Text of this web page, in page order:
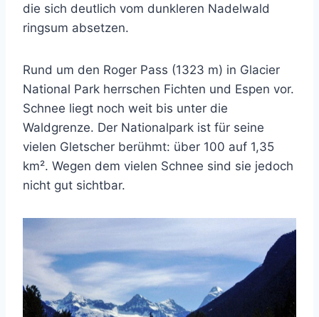
die sich deutlich vom dunkleren Nadelwald
ringsum absetzen.
Rund um den Roger Pass (1323 m) in Glacier
National Park herrschen Fichten und Espen vor.
Schnee liegt noch weit bis unter die
Waldgrenze. Der Nationalpark ist für seine
vielen Gletscher berühmt: über 100 auf 1,35
km². Wegen dem vielen Schnee sind sie jedoch
nicht gut sichtbar.